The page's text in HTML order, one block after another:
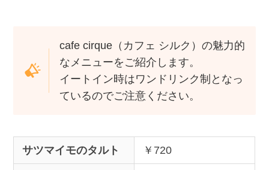
cafe cirque（カフェ シルク）の魅力的
なメニューをご紹介します。
イートイン時はワンドリンク制となっ
ているのでご注意ください。
サツマイモのタルト ￥720